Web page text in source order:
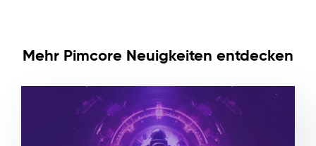
Mehr Pimcore Neuigkeiten entdecken